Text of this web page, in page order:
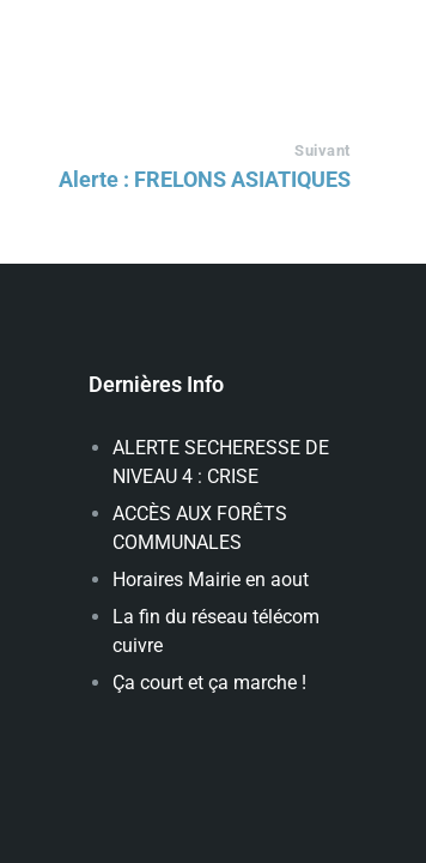
Suivant
Alerte : FRELONS ASIATIQUES
Dernières Info
ALERTE SECHERESSE DE
NIVEAU 4 : CRISE
ACCÈS AUX FORÊTS
COMMUNALES
Horaires Mairie en aout
La fin du réseau télécom
cuivre
Ça court et ça marche !